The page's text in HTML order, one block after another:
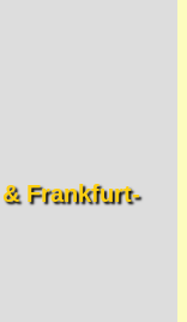
Frankfurt-